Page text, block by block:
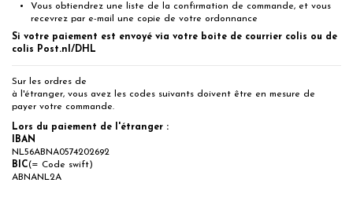
Vous obtiendrez une liste de la confirmation de commande, et vous
recevrez par e-mail une copie de votre ordonnance
Si votre paiement est envoyé via votre boite de courrier colis ou de
colis Post.nl/DHL
Sur les ordres de
à l'étranger, vous avez les codes suivants doivent être en mesure de
payer votre commande.
Lors du paiement de l'étranger :
IBAN
NL56ABNA0574202692
BIC(= Code swift)
ABNANL2A